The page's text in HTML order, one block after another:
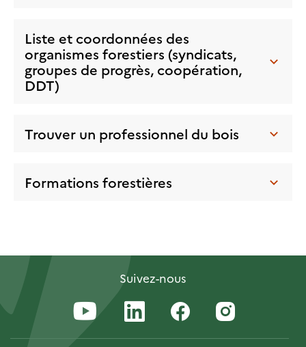
Liste et coordonnées des
organismes forestiers (syndicats,
groupes de progrès, coopération,
DDT)
Trouver un professionnel du bois
Formations forestières
Suivez-nous